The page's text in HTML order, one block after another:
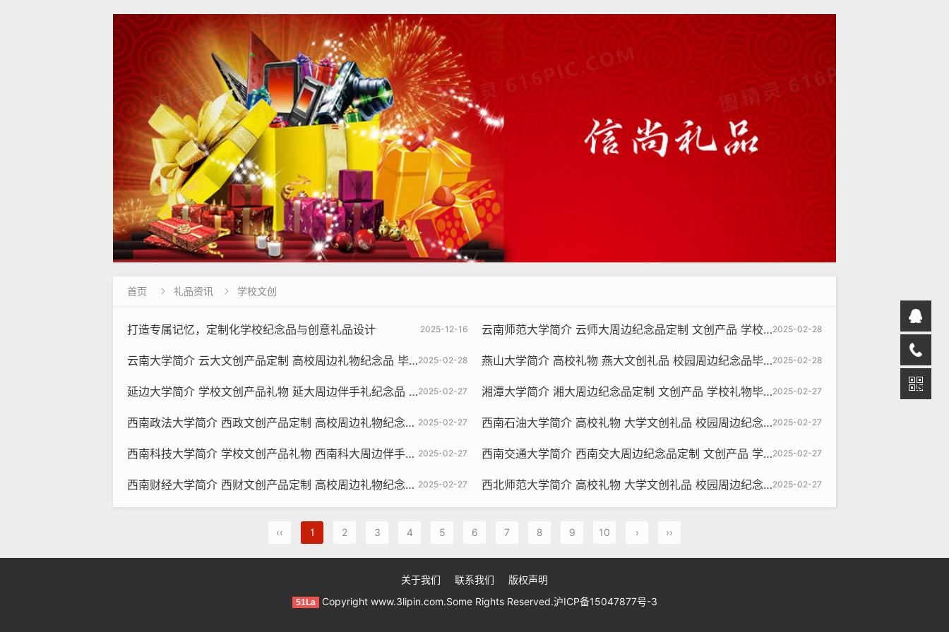
首页  礼品资讯  学校文创
2025-12-16
打造专属记忆，定制化学校纪念品与创意礼品设计 2025-02-28
云南师范大学简介 云师大周边纪念品定制 文创产品 学校礼物毕业伴手礼
2025-02-28
云南大学简介 云大文创产品定制 高校周边礼物纪念品 毕业伴手礼礼品 2025-02-28
燕山大学简介 高校礼物 燕大文创礼品 校园周边纪念品毕业伴手礼定制
2025-02-27
延边大学简介 学校文创产品礼物 延大周边伴手礼纪念品 高校毕业礼品定制 2025-02-27
湘潭大学简介 湘大周边纪念品定制 文创产品 学校礼物毕业伴手礼
2025-02-27
西南政法大学简介 西政文创产品定制 高校周边礼物纪念品 毕业伴手礼礼品 2025-02-27
西南石油大学简介 高校礼物 大学文创礼品 校园周边纪念品毕业伴手礼定制
2025-02-27
西南科技大学简介 学校文创产品礼物 西南科大周边伴手礼纪念品 高校毕业礼品定制 2025-02-27
西南交通大学简介 西南交大周边纪念品定制 文创产品 学校礼物毕业伴手礼
2025-02-27
西南财经大学简介 西财文创产品定制 高校周边礼物纪念品 毕业伴手礼礼品 2025-02-27
西北师范大学简介 高校礼物 大学文创礼品 校园周边纪念品毕业伴手礼定制
‹‹ 1 2 3 4 5 6 7 8 9 10 › ››
关于我们 联系我们 版权声明
51La Copyright www.3lipin.com.Some Rights Reserved.沪ICP备15047877号-3